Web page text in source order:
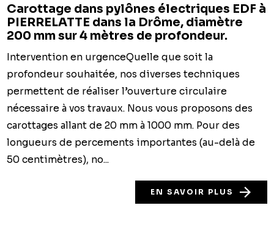
Carottage dans pylônes électriques EDF à
PIERRELATTE dans la Drôme, diamètre
200 mm sur 4 mètres de profondeur.
Intervention en urgenceQuelle que soit la
profondeur souhaitée, nos diverses techniques
permettent de réaliser l’ouverture circulaire
nécessaire à vos travaux. Nous vous proposons des
carottages allant de 20 mm à 1000 mm. Pour des
longueurs de percements importantes (au-delà de
50 centimètres), no...
EN SAVOIR PLUS